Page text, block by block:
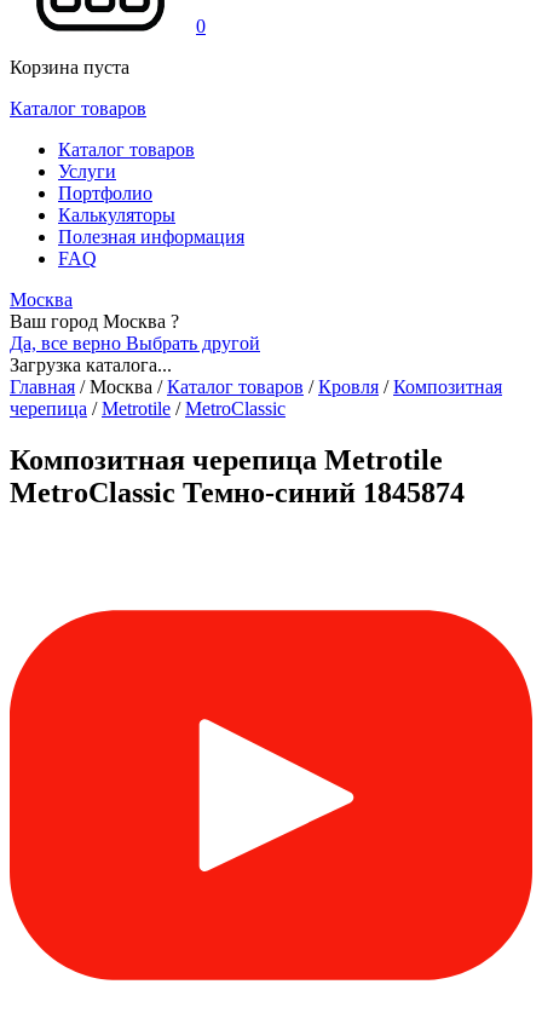
0
Корзина пуста
Каталог товаров
Каталог товаров
Услуги
Портфолио
Калькуляторы
Полезная информация
FAQ
Москва
Ваш город Москва ?
Да, все верно Выбрать другой
Загрузка каталога...
Главная /Москва / Каталог товаров / Кровля / Композитная
черепица / Metrotile / MetroClassic
Композитная черепица Metrotile
MetroClassic Темно-синий 1845874